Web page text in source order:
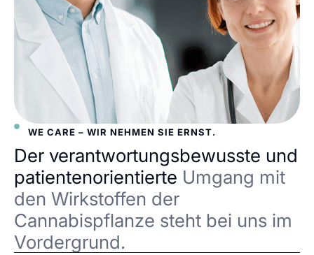
WE CARE – WIR NEHMEN SIE ERNST.
Der verantwortungsbewusste und
patientenorientierte Umgang mit
den Wirkstoffen der
Cannabispflanze steht bei uns im
Vordergrund.